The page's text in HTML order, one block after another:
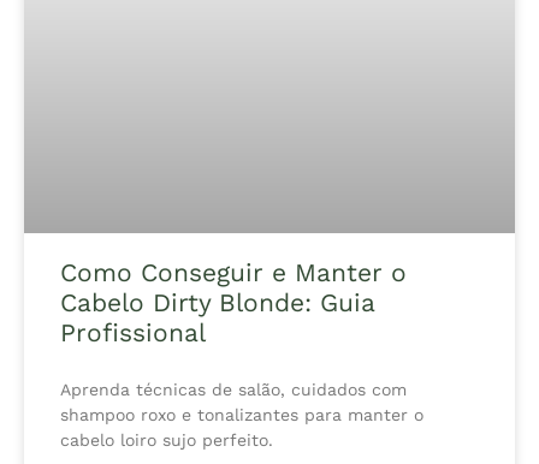
Como Conseguir e Manter o
Cabelo Dirty Blonde: Guia
Profissional
Aprenda técnicas de salão, cuidados com
shampoo roxo e tonalizantes para manter o
cabelo loiro sujo perfeito.